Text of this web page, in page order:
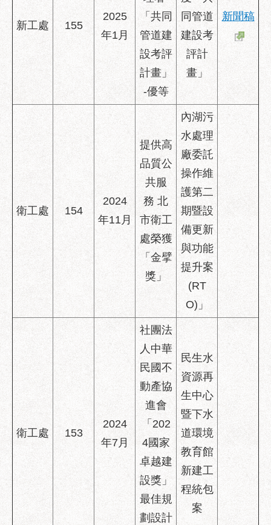
新工處 155
2025
年1月
「共同
管道建
設考評
計畫」
-優等
同管道
建設考
評計
畫」
新聞稿
衛工處 154
2024
年11月
提供高
品質公
共服
務 北
市衛工
處榮獲
「金擘
獎」
內湖污
水處理
廠委託
操作維
護第二
期暨設
備更新
與功能
提升案
(RT
O)」
衛工處 153
2024
年7月
社團法
人中華
民國不
動產協
進會
「202
4國家
卓越建
設獎」
最佳規
劃設計
民生水
資源再
生中心
暨下水
道環境
教育館
新建工
程統包
案